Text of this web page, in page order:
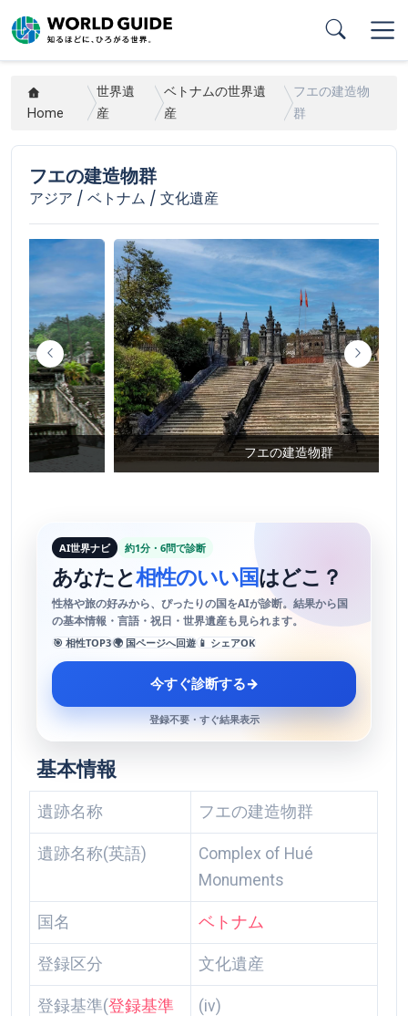
to
main
content
Home
世界遺
産
ベトナムの世界遺
産
フエの建造物
群
フエの建造物群
アジア / ベトナム / 文化遺産
フエの建造物群
AI世界ナビ 約1分・6問で診断
あなたと相性のいい国はどこ？
性格や旅の好みから、ぴったりの国をAIが診断。結果から国
の基本情報・言語・祝日・世界遺産も見られます。
🎯 相性TOP3🌍 国ページへ回遊 📱 シェアOK
今すぐ診断する→
登録不要・すぐ結果表示
基本情報
遺跡名称 フエの建造物群
遺跡名称(英語)
Complex of Hué
Monuments
国名 ベトナム
登録区分 文化遺産
登録基準(登録基準
(iv)